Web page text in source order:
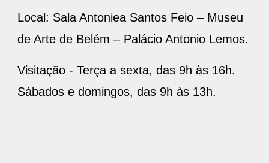
Local: Sala Antoniea Santos Feio – Museu
de Arte de Belém – Palácio Antonio Lemos.
Visitação - Terça a sexta, das 9h às 16h.
Sábados e domingos, das 9h às 13h.